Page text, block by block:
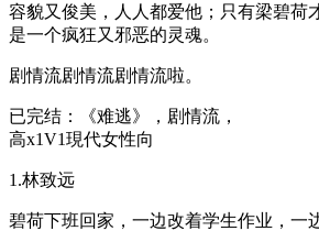
容貌又俊美，人人都爱他；只有梁碧荷
是一个疯狂又邪恶的灵魂。
剧情流剧情流剧情流啦。
已完结：《难逃》，剧情流，
高x1V1現代女性向
1.林致远
碧荷下班回家，一边改着学生作业，一